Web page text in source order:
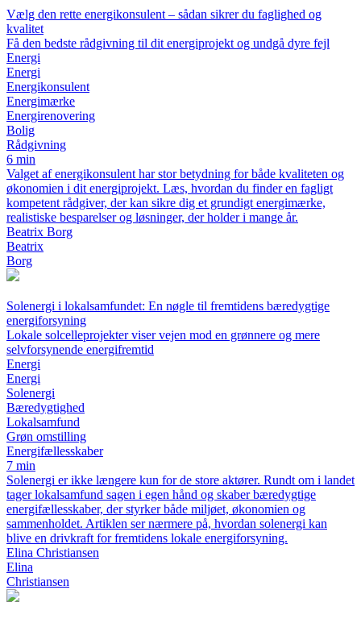
Vælg den rette energikonsulent – sådan sikrer du faglighed og
kvalitet
Få den bedste rådgivning til dit energiprojekt og undgå dyre fejl
Energi
Energi
Energikonsulent
Energimærke
Energirenovering
Bolig
Rådgivning
6 min
Valget af energikonsulent har stor betydning for både kvaliteten og
økonomien i dit energiprojekt. Læs, hvordan du finder en fagligt
kompetent rådgiver, der kan sikre dig et grundigt energimærke,
realistiske besparelser og løsninger, der holder i mange år.
Beatrix Borg
Beatrix
Borg
Solenergi i lokalsamfundet: En nøgle til fremtidens bæredygtige
energiforsyning
Lokale solcelleprojekter viser vejen mod en grønnere og mere
selvforsynende energifremtid
Energi
Energi
Solenergi
Bæredygtighed
Lokalsamfund
Grøn omstilling
Energifællesskaber
7 min
Solenergi er ikke længere kun for de store aktører. Rundt om i landet
tager lokalsamfund sagen i egen hånd og skaber bæredygtige
energifællesskaber, der styrker både miljøet, økonomien og
sammenholdet. Artiklen ser nærmere på, hvordan solenergi kan
blive en drivkraft for fremtidens lokale energiforsyning.
Elina Christiansen
Elina
Christiansen